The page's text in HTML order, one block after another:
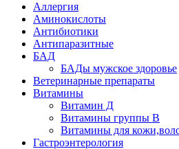
Аллергия
Аминокислоты
Антибиотики
Антипаразитные
БАД
БАДы мужское здоровье
Ветеринарные препараты
Витамины
Витамин Д
Витамины группы В
Витамины для
Гастроэнтерология